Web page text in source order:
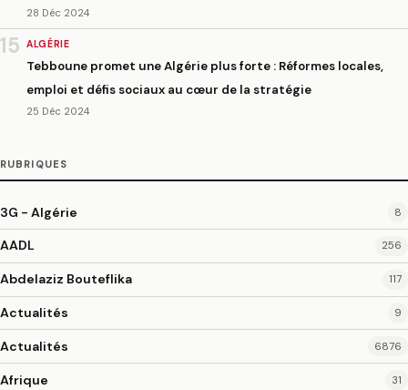
28 Déc 2024
15 ALGÉRIE
Tebboune promet une Algérie plus forte : Réformes locales,
emploi et défis sociaux au cœur de la stratégie
25 Déc 2024
RUBRIQUES
3G - Algérie 8
AADL 256
Abdelaziz Bouteflika 117
Actualités 9
Actualités 6876
Afrique 31